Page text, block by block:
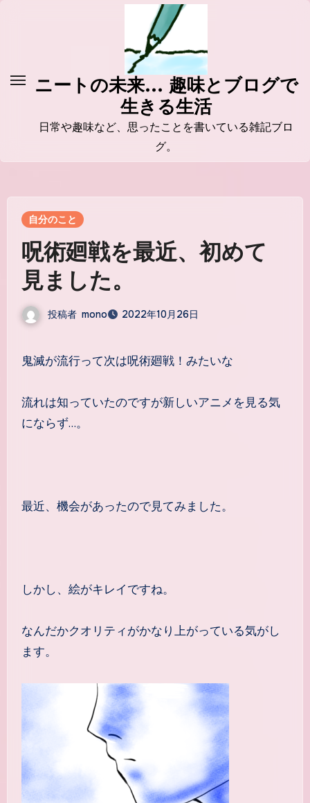
ッ
ニートの未来... 趣味とブログで
生きる生活
日常や趣味など、思ったことを書いている雑記ブロ
グ。
自分のこと
呪術廻戦を最近、初めて
見ました。
投稿者 mono 2022年10月26日
鬼滅が流行って次は呪術廻戦！みたいな
流れは知っていたのですが新しいアニメを見る気
にならず…。
最近、機会があったので見てみました。
しかし、絵がキレイですね。
なんだかクオリティがかなり上がっている気がし
ます。